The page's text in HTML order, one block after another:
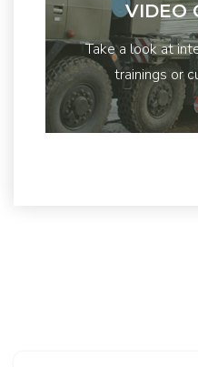
VIDEO
Take a look at
trainings or